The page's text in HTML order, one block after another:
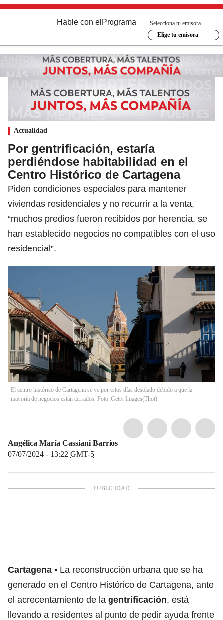
Hable con el Programa
Selecciona tu emisora
Elige tu emisora
Actualidad
Por gentrificación, estaría
perdiéndose habitabilidad en el
Centro Histórico de Cartagena
Piden condiciones especiales para mantener
viviendas residenciales y no recurrir a la venta,
“muchos predios fueron recibidos por herencia, se
han establecido negocios no compatibles con el uso
residencial”.
El centro histórico de Cartagena se ve por estos días desolado debido a que la
mayoría de negocios están cerrados. Foto: Getty Images(Thot)
Angélica María Cassiani Barrios
07/07/2024 - 13:22 GMT-5
Cartagena
La reconstrucción urbana que se ha
generado en el Centro Histórico de Cartagena, ante
el acrecentamiento de la gentrificación, está
llevando a residentes al punto de pedir ayuda frente